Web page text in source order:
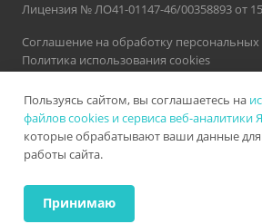
Лицензия № ЛО41-01147-46/00358893 от
Соглашение на обработку
Политика использования cookies
Версия для слабовидящих
Карта сайта
ИМЕЮТСЯ
Пользуясь сайтом, вы соглашаетесь на
файлов cookies и сервиса веб-аналитики
которые обрабатывают ваши данные
работы сайта.
Принимаю